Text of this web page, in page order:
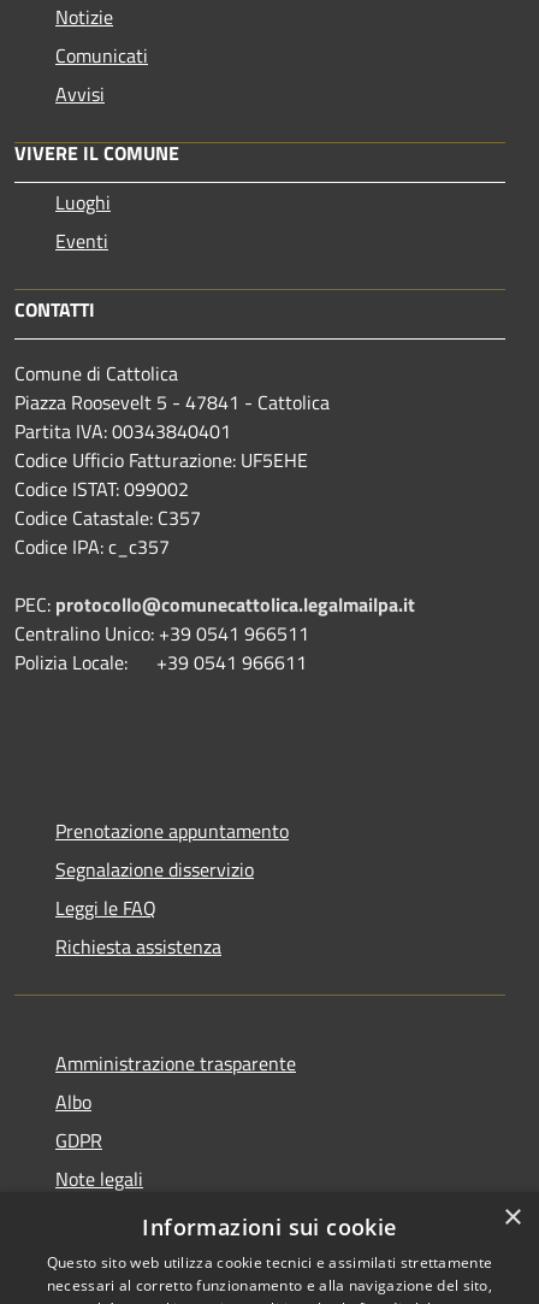
Notizie
Comunicati
Avvisi
VIVERE IL COMUNE
Luoghi
Eventi
CONTATTI
Comune di Cattolica
Piazza Roosevelt 5 - 47841 - Cattolica
Partita IVA: 00343840401
Codice Ufficio Fatturazione: UF5EHE
Codice ISTAT: 099002
Codice Catastale: C357
Codice IPA: c_c357
PEC: protocollo@comunecattolica.legalmailpa.it
Centralino Unico: +39 0541 966511
Polizia Locale: +39 0541 966611
Prenotazione appuntamento
Segnalazione disservizio
Leggi le FAQ
Richiesta assistenza
Amministrazione trasparente
Albo
GDPR
Note legali
Dichiarazione di accessibilità
×
Informazioni sui cookie
Questo sito web utilizza cookie tecnici e assimilati strettamente
necessari al corretto funzionamento e alla navigazione del sito,